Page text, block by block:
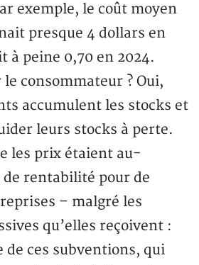
exemple, le coût moyen
presque 4 dollars en
à peine 0,70 en 2024.
consommateur ? Oui,
accumulent les stocks et
leurs stocks à perte.
les prix étaient au-
de rentabilité pour de
– malgré les
qu’elles reçoivent :
de ces subventions, qui